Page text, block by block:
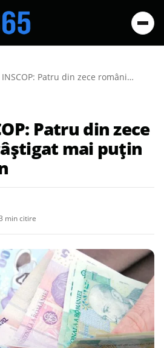
Sondaj INSCOP: Patru din zece români au câștigat mai puțin în ultimul an
Patru din zece
mai puțin
min citire